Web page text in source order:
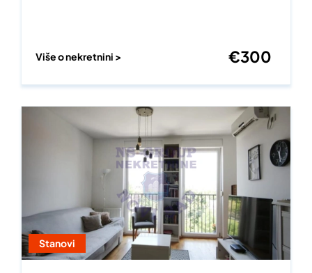
Više o nekretnini > €300
Stanovi